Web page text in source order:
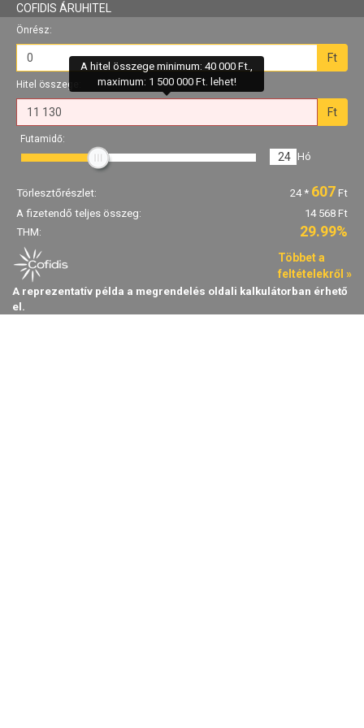
COFIDIS ÁRUHITEL
Önrész:
Ft
Hitel összege:
A hitel összege minimum: 40 000 Ft.,
maximum: 1 500 000 Ft. lehet!
Ft
Futamidő:
24 Hó
Törlesztőrészlet: 24* 607 Ft
A fizetendő teljes összeg:
14 568 Ft
THM:
29.99%
Többet a
feltételekről »
A reprezentatív példa a megrendelés oldali kalkulátorban érhető
el.